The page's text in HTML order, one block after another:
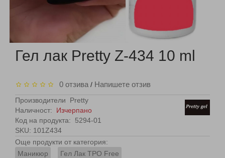
Гел лак Pretty Z-434 10 ml
0 отзива / Напишете отзив
Производители
Pretty
Наличност: Изчерпано
Код на продукта:
5294-01
SKU: 101Z434
Още продукти от категория:
Маникюр
Гел Лак TPO Free